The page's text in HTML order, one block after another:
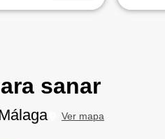
sanar
Ver mapa